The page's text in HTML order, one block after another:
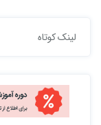
لینک کوتاه